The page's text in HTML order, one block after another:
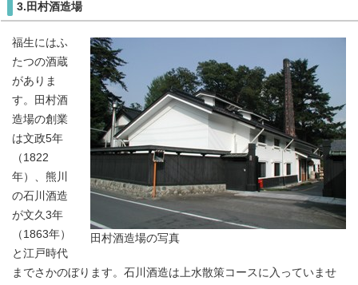
3.田村酒造場
田村酒造場の写真
福生にはふ
たつの酒蔵
がありま
す。田村酒
造場の創業
は文政5年
（1822
年）、熊川
の石川酒造
が文久3年
（1863年）
と江戸時代
までさかのぼります。石川酒造は上水散策コースに入っていませ